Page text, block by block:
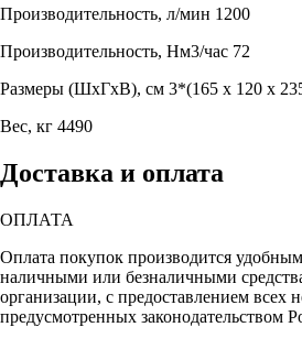
Производительность, л/мин 1200
Производительность, Нм3/час 72
Размеры (ШхГхВ), см 3*(165 x 120 x
Вес, кг 4490
Доставка и оплата
ОПЛАТА
Оплата покупок производится
наличными или безналичными
организации, с предоставлением всех
предусмотренных законодательством